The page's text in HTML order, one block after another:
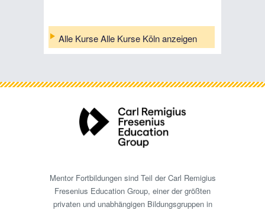
Alle Kurse Alle Kurse Köln anzeigen
Mentor Fortbildungen sind Teil der Carl Remigius
Fresenius Education Group, einer der größten
privaten und unabhängigen Bildungsgruppen in